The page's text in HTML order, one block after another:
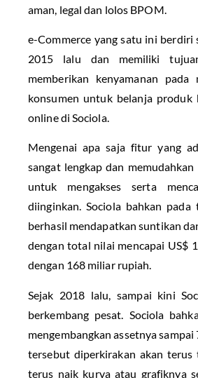
aman, legal dan lolos BPOM.
e-Commerce yang satu ini berdiri
2015 lalu dan memiliki
memberikan kenyamanan pada
konsumen untuk belanja produk
online di Sociola.
Mengenai apa saja fitur yang
sangat lengkap dan
untuk mengakses serta
diinginkan. Sociola bahkan
berhasil mendapatkan suntikan
dengan total nilai mencapai US$
dengan 168 miliar rupiah.
Sejak 2018 lalu, sampai kini
berkembang pesat. Sociola
mengembangkan assetnya
tersebut diperkirakan akan terus
terus naik kurva atau grafiknya